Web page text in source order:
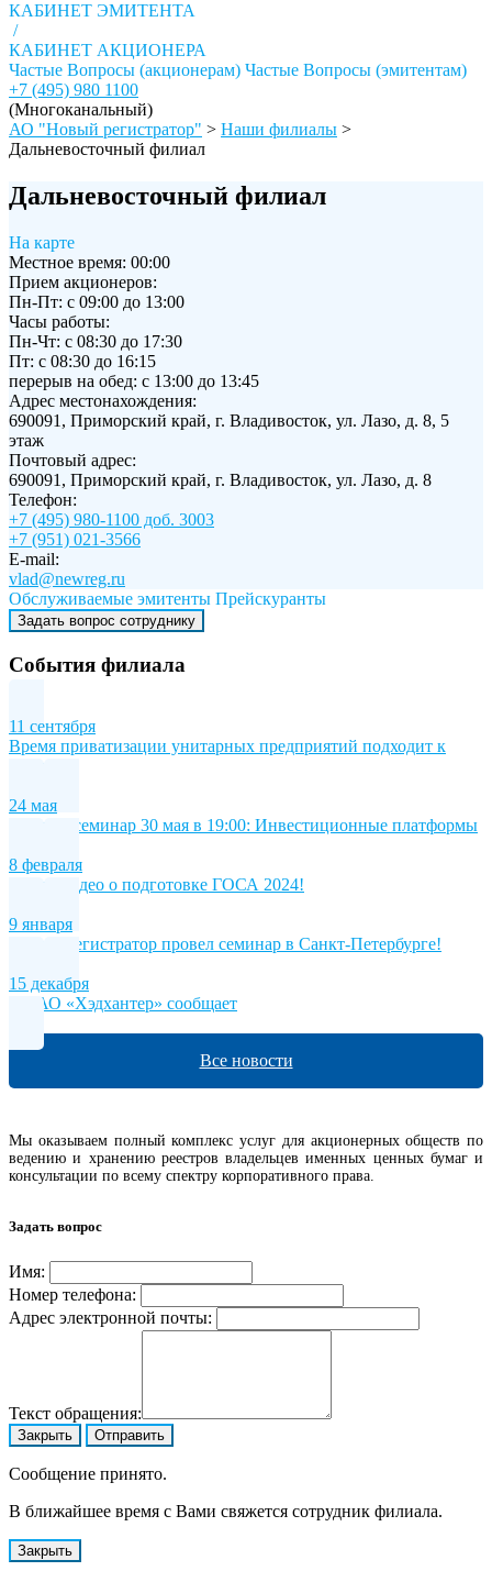
КАБИНЕТ ЭМИТЕНТА
/
КАБИНЕТ АКЦИОНЕРА
Частые Вопросы (акционерам) Частые Вопросы (эмитентам)
+7 (495) 980 1100
(Многоканальный)
АО "Новый регистратор" > Наши филиалы >
Дальневосточный филиал
Дальневосточный филиал
На карте
Местное время: 00:00
Прием акционеров:
Пн-Пт: с 09:00 до 13:00
Часы работы:
Пн-Чт: с 08:30 до 17:30
Пт: с 08:30 до 16:15
перерыв на обед: с 13:00 до 13:45
Адрес местонахождения:
690091, Приморский край, г. Владивосток, ул. Лазо, д. 8, 5
этаж
Почтовый адрес:
690091, Приморский край, г. Владивосток, ул. Лазо, д. 8
Телефон:
+7 (495) 980-1100 доб. 3003
+7 (951) 021-3566
E-mail:
vlad@newreg.ru
Обслуживаемые эмитенты Прейскуранты
Задать вопрос сотруднику
События филиала
11 сентября
Время приватизации унитарных предприятий подходит к
концу
24 мая
Онлайн-семинар 30 мая в 19:00: Инвестиционные платформы
8 февраля
Новое видео о подготовке ГОСА 2024!
9 января
Новый регистратор провел семинар в Санкт-Петербурге!
15 декабря
МКАО «Хэдхантер» сообщает
Все новости
Мы оказываем полный комплекс услуг для акционерных обществ по
ведению и хранению реестров владельцев именных ценных бумаг и
консультации по всему спектру корпоративного права.
Задать вопрос
Имя:
Номер телефона:
Адрес электронной почты:
Текст обращения:
Закрыть Отправить
Сообщение принято.
В ближайшее время с Вами свяжется сотрудник филиала.
Закрыть